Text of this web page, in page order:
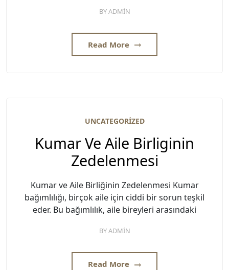
BYADMIN
Read More
UNCATEGORIZED
Kumar Ve Aile Birliginin
Zedelenmesi
Kumar ve Aile Birliğinin Zedelenmesi Kumar
bağımlılığı, birçok aile için ciddi bir sorun teşkil
eder. Bu bağımlılık, aile bireyleri arasındaki
BYADMIN
Read More